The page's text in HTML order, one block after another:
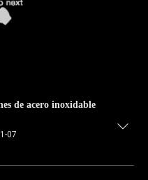
de acero inoxidable
07